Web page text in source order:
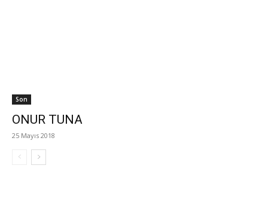
Son
ONUR TUNA
25 Mayıs 2018